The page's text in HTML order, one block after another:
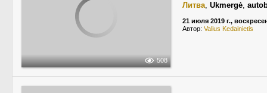
508
Литва, Ukmergė,
21 июля 2019 г.,
Автор: Valius Kedainietis